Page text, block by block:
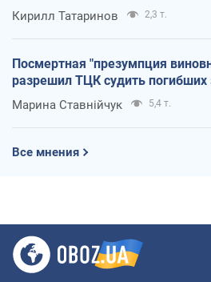
Кирилл Татаринов 2,3 т.
Посмертная "презумпция
разрешил ТЦК судить
Марина Ставнійчук 5,4 т.
Все мнения